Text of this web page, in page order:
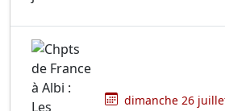
dimanche 26